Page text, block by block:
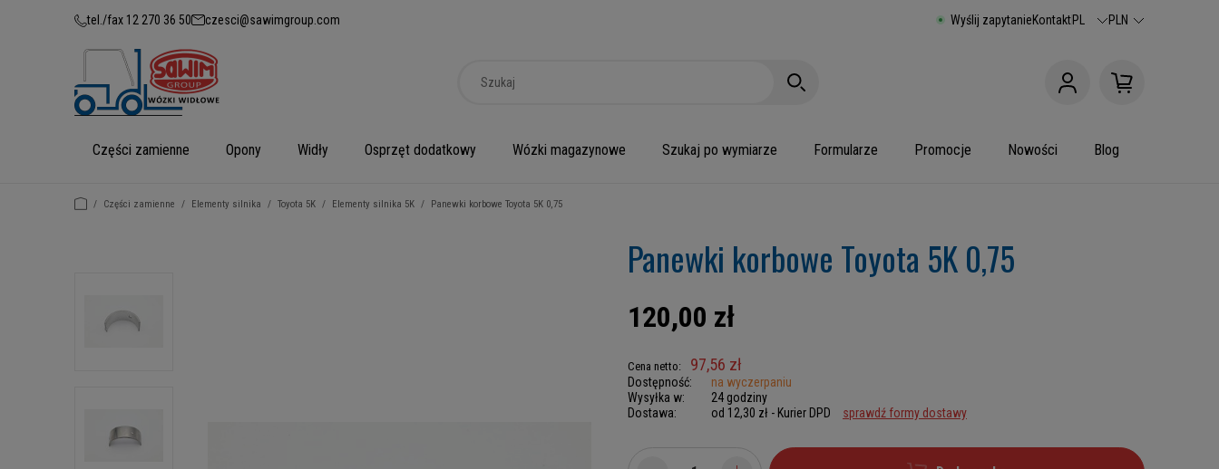
tel./fax 12 270 36 50 czesci@sawimgroup.com Wyślij zapytanieKontaktPL PLN
Części zamienne Opony Widły Osprzęt dodatkowy Wózki magazynowe Szukaj po wymiarze Formularze Promocje Nowości Blog
/ Części zamienne / Elementy silnika / Toyota 5K / Elementy silnika 5K / Panewki korbowe Toyota 5K 0,75
Panewki korbowe Toyota 5K 0,75
120,00 zł
Cena netto: 97,56 zł
Dostępność:
na wyczerpaniu
Wysyłka w:
24 godziny
Dostawa:
od 12,30 zł - Kurier DPD sprawdź formy dostawy